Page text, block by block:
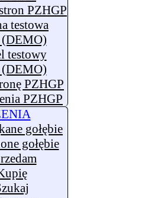
PZHGP
testowa
testowy
PZHGP
PZHGP
gołębie
gołębie